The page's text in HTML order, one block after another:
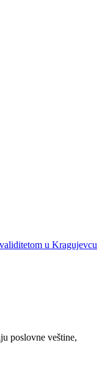
u Kragujevcu
poslovne veštine,